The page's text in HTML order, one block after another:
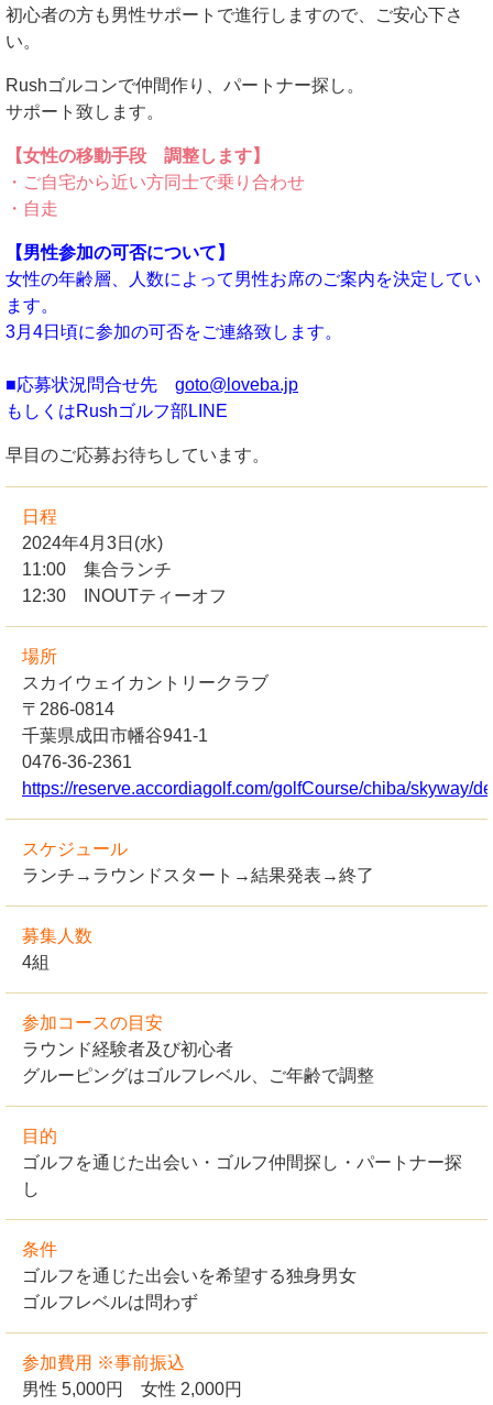
初心者の方も男性サポートで進行しますので、ご安心下さ
い。
Rushゴルコンで仲間作り、パートナー探し。
サポート致します。
【女性の移動手段 調整します】
・ご自宅から近い方同士で乗り合わせ
・自走
【男性参加の可否について】
女性の年齢層、人数によって男性お席のご案内を決定してい
ます。
3月4日頃に参加の可否をご連絡致します。
■応募状況問合せ先 goto@loveba.jp
もしくはRushゴルフ部LINE
早目のご応募お待ちしています。
日程
2024年4月3日(水)
11:00 集合ランチ
12:30 INOUTティーオフ
場所
スカイウェイカントリークラブ
〒286-0814
千葉県成田市幡谷941-1
0476-36-2361
https://reserve.accordiagolf.com/golfCourse/chiba/skyway/
スケジュール
ランチ→ラウンドスタート→結果発表→終了
募集人数
4組
参加コースの目安
ラウンド経験者及び初心者
グルーピングはゴルフレベル、ご年齢で調整
目的
ゴルフを通じた出会い・ゴルフ仲間探し・パートナー探
し
条件
ゴルフを通じた出会いを希望する独身男女
ゴルフレベルは問わず
参加費用 ※事前振込
男性 5,000円 女性 2,000円